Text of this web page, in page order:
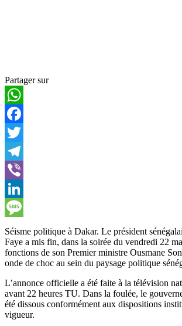
Partager sur
WhatsApp
Facebook
Twitter
Telegram
Viber
LinkedIn
Message
Séisme politique à Dakar. Le président
Faye a mis fin, dans la soirée du vendredi 22
fonctions de son Premier ministre Ousmane
onde de choc au sein du paysage politique
L’annonce officielle a été faite à la télévision
avant 22 heures TU. Dans la foulée, le
été dissous conformément aux dispositions
vigueur.